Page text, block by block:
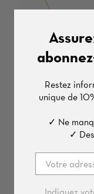
Zirconia &
€79,00
Restez
unique de
✓ Ne
✓